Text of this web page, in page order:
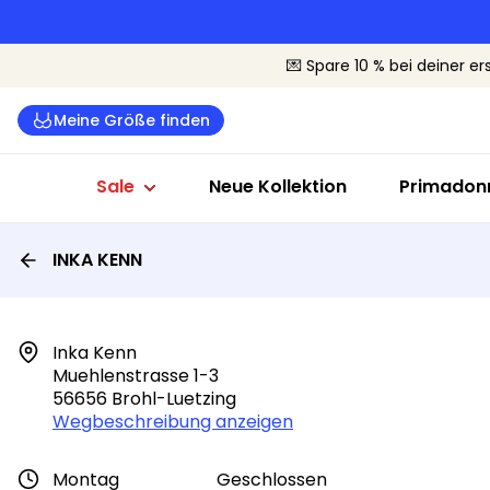
💌 Spare 10 % bei deiner
Meine Größe finden
Sale
Alle Dessous
BHs
Badeanzüge Sale
Bikinis
Sale nach
Neue Kollektion
INKA KENN
Inka Kenn
Muehlenstrasse 1-3
56656 Brohl-Luetzing
Wegbeschreibung anzeigen
Montag
Geschlossen